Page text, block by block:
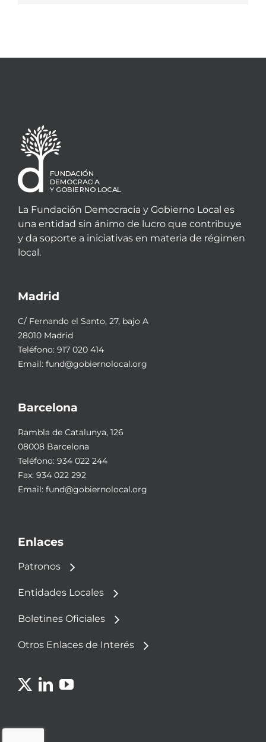
La Fundación Democracia y Gobierno Local es
una entidad sin ánimo de lucro que contribuye
y da soporte a iniciativas en materia de régimen
local.
Madrid
C/ Fernando el Santo, 27, bajo A
28010 Madrid
Teléfono: 917 020 414
Email: fund@gobiernolocal.org
Barcelona
Rambla de Catalunya, 126
08008 Barcelona
Teléfono: 934 022 244
Fax: 934 022 292
Email: fund@gobiernolocal.org
Enlaces
Patronos
Entidades Locales
Boletines Oficiales
Otros Enlaces de Interés